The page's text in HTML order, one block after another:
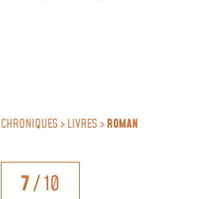
CHRONIQUES > LIVRES >ROMAN
7/ 10